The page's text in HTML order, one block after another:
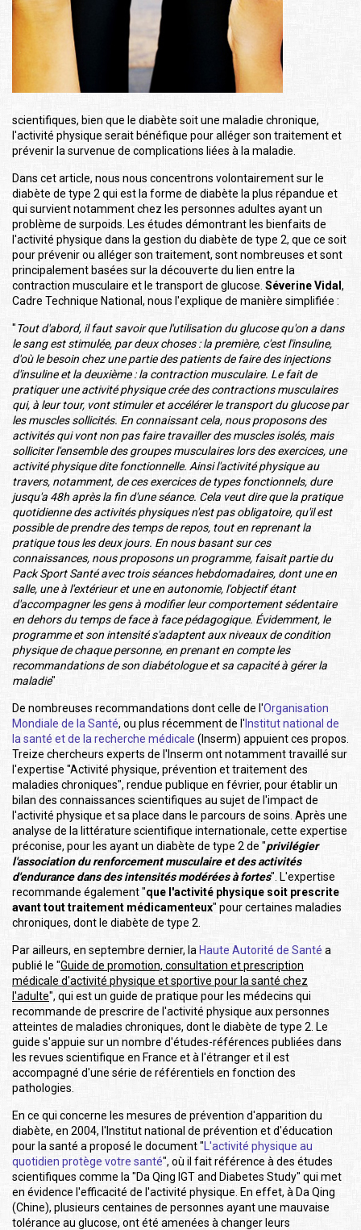
scientifiques, bien que le diabète soit une maladie chronique,
l'activité physique serait bénéfique pour alléger son traitement et
prévenir la survenue de complications liées à la maladie.
Dans cet article, nous nous concentrons volontairement sur le
diabète de type 2 qui est la forme de diabète la plus répandue et
qui survient notamment chez les personnes adultes ayant un
problème de surpoids. Les études démontrant les bienfaits de
l'activité physique dans la gestion du diabète de type 2, que ce soit
pour prévenir ou alléger son traitement, sont nombreuses et sont
principalement basées sur la découverte du lien entre la
contraction musculaire et le transport de glucose. Séverine Vidal ,
Cadre Technique National, nous l'explique de manière simplifiée :
"Tout d'abord, il faut savoir que l'utilisation du glucose qu'on a dans
le sang est stimulée, par deux choses : la première, c'est l'insuline,
d'où le besoin chez une partie des patients de faire des injections
d'insuline et la deuxième : la contraction musculaire. Le fait de
pratiquer une activité physique crée des contractions musculaires
qui, à leur tour, vont stimuler et accélérer le transport du glucose par
les muscles sollicités. En connaissant cela, nous proposons des
activités qui vont non pas faire travailler des muscles isolés, mais
solliciter l'ensemble des groupes musculaires lors des exercices, une
activité physique dite fonctionnelle. Ainsi l'activité physique au
travers, notamment, de ces exercices de types fonctionnels, dure
jusqu'a 48h après la fin d'une séance. Cela veut dire que la pratique
quotidienne des activités physiques n'est pas obligatoire, qu'il est
possible de prendre des temps de repos, tout en reprenant la
pratique tous les deux jours. En nous basant sur ces
connaissances, nous proposons un programme, faisait partie du
Pack Sport Santé avec trois séances hebdomadaires, dont une en
salle, une à l'extérieur et une en autonomie, l'objectif étant
d'accompagner les gens à modifier leur comportement sédentaire
en dehors du temps de face à face pédagogique. Évidemment, le
programme et son intensité s'adaptent aux niveaux de condition
physique de chaque personne, en prenant en compte les
recommandations de son diabétologue et sa capacité à gérer la
maladie"
De nombreuses recommandations dont celle de l'Organisation
Mondiale de la Santé, ou plus récemment de l' Institut national de
la santé et de la recherche médicale (Inserm) appuient ces propos.
Treize chercheurs experts de l'Inserm ont notamment travaillé sur
l'expertise "Activité physique, prévention et traitement des
maladies chroniques", rendue publique en février, pour établir un
bilan des connaissances scientifiques au sujet de l'impact de
l'activité physique et sa place dans le parcours de soins. Après une
analyse de la littérature scientifique internationale, cette expertise
préconise, pour les ayant un diabète de type 2 de "privilégier
l'association du renforcement musculaire et des activités
d'endurance dans des intensités modérées à fortes". L'expertise
recommande également "que l'activité physique soit prescrite
avant tout traitement médicamenteux" pour certaines maladies
chroniques, dont le diabète de type 2.
Par ailleurs, en septembre dernier, la Haute Autorité de Santé a
publié le "Guide de promotion, consultation et prescription
médicale d'activité physique et sportive pour la santé chez
l'adulte", qui est un guide de pratique pour les médecins qui
recommande de prescrire de l'activité physique aux personnes
atteintes de maladies chroniques, dont le diabète de type 2. Le
guide s'appuie sur un nombre d'études-références publiées dans
les revues scientifique en France et à l'étranger et il est
accompagné d'une série de référentiels en fonction des
pathologies.
En ce qui concerne les mesures de prévention d'apparition du
diabète, en 2004, l'Institut national de prévention et d'éducation
pour la santé a proposé le document "L'activité physique au
quotidien protège votre santé", où il fait référence à des études
scientifiques comme la "Da Qing IGT and Diabetes Study" qui met
en évidence l'efficacité de l'activité physique. En effet, à Da Qing
(Chine), plusieurs centaines de personnes ayant une mauvaise
tolérance au glucose, ont été amenées à changer leurs